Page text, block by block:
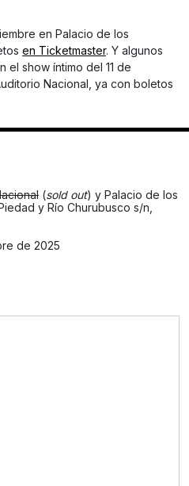
en Palacio de los
en Ticketmaster. Y algunos
el show íntimo del 11 de
Nacional, ya con boletos
(sold out) y Palacio de los
y Río Churubusco s/n,
de 2025